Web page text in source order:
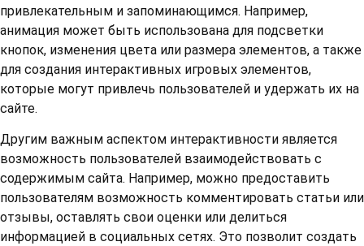
привлекательным и запоминающимся. Например,
анимация может быть использована для подсветки
кнопок, изменения цвета или размера элементов, а также
для создания интерактивных игровых элементов,
которые могут привлечь пользователей и удержать их на
сайте.
Другим важным аспектом интерактивности является
возможность пользователей взаимодействовать с
содержимым сайта. Например, можно предоставить
пользователям возможность комментировать статьи или
отзывы, оставлять свои оценки или делиться
информацией в социальных сетях. Это позволит создать